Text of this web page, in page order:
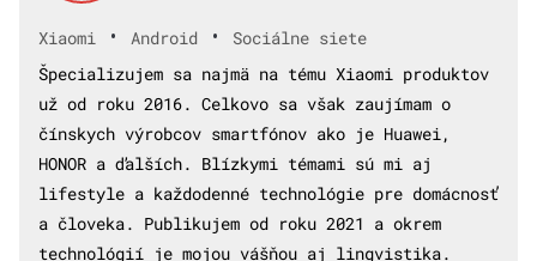
Xiaomi • Android •
Sociálne siete
Špecializujem sa najmä na tému Xiaomi produktov
už od roku 2016. Celkovo sa však zaujímam o
čínskych výrobcov smartfónov ako je Huawei,
HONOR a ďalších. Blízkymi témami sú mi aj
lifestyle a každodenné technológie pre domácnosť
a človeka. Publikujem od roku 2021 a okrem
technológií je mojou vášňou aj lingvistika.